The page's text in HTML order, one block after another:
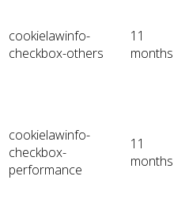
cookielawinfo-
checkbox-others
11
months
cookielawinfo-
checkbox-
performance
11
months